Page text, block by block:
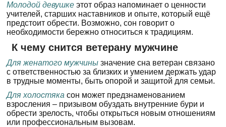
Молодой девушке этот образ напоминает о ценности
учителей, старших наставников и опыте, который ещё
предстоит обрести. Возможно, сон говорит о
необходимости бережно относиться к традициям.
К чему снится ветерану мужчине
Для женатого мужчины значение сна ветеран связано
с ответственностью за близких и умением держать удар
в трудные моменты, быть опорой и защитой для семьи.
Для холостяка сон может предзнаменованием
взросления – призывом обуздать внутренние бури и
обрести зрелость, чтобы открыться новым отношениям
или профессиональным вызовам.